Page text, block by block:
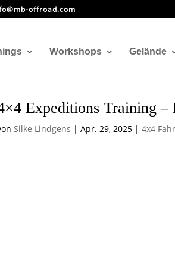
offroad.com
Workshops Gelände
Expeditions Training –
Silke Lindgens | Apr. 29, 2025 | 4x4